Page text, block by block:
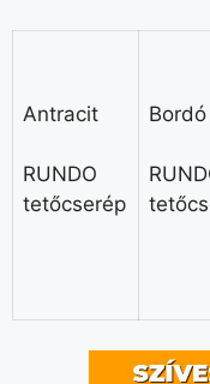
Antracit
RUNDO
tetőcserép
Bordó